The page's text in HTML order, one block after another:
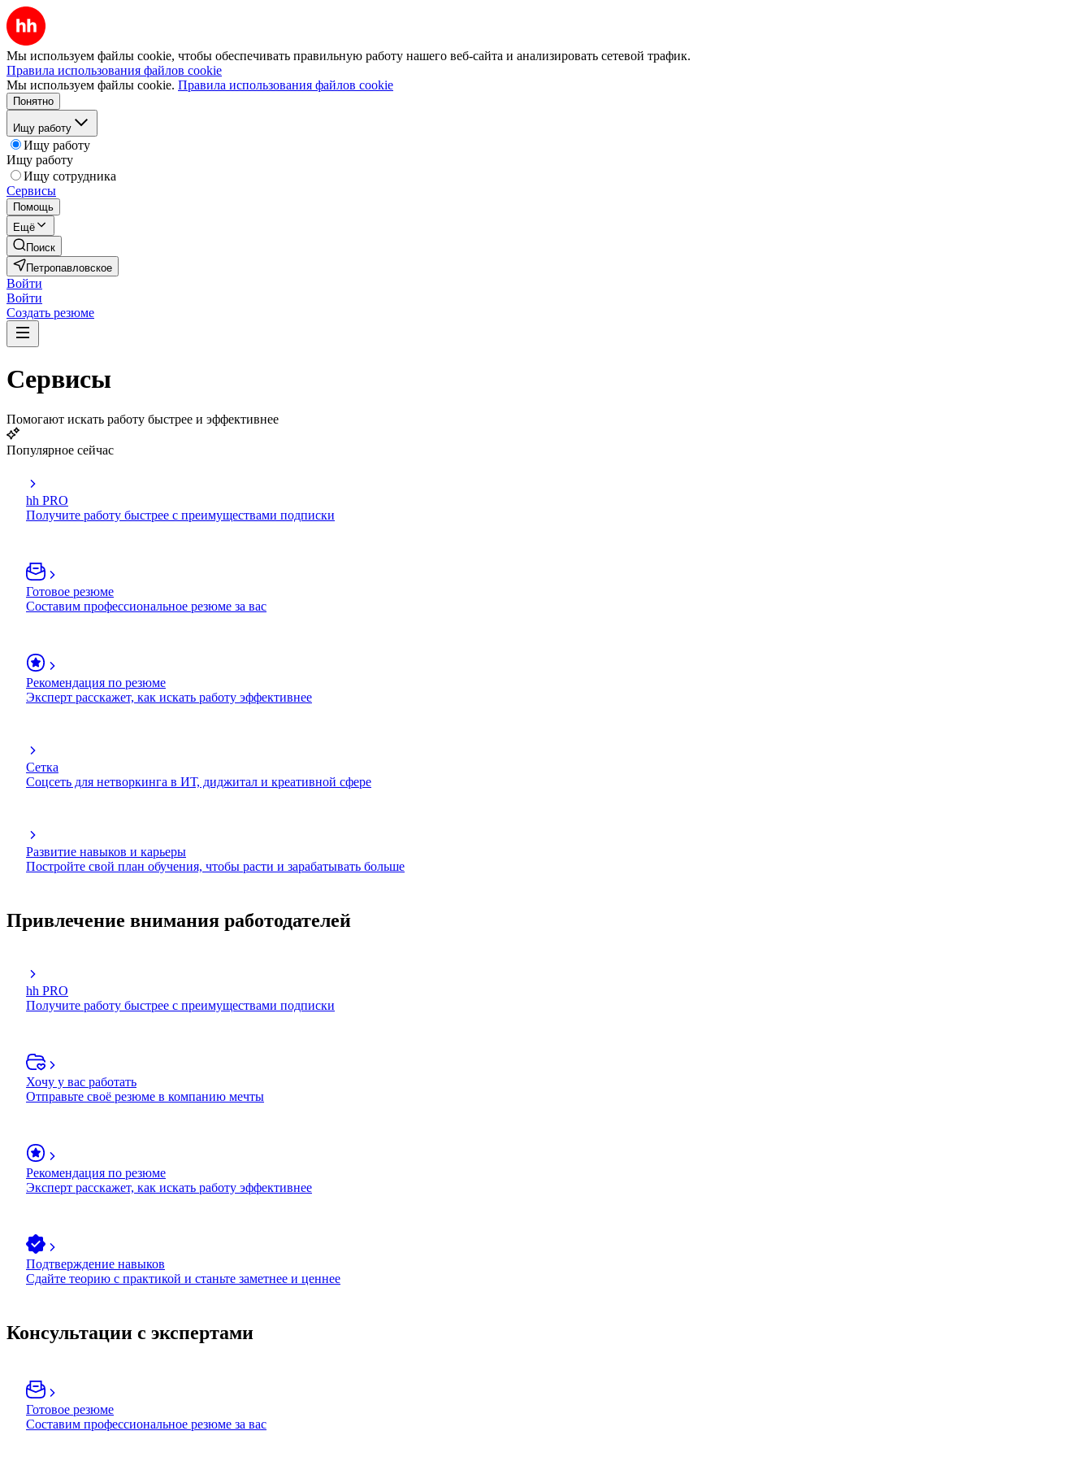
Мы используем файлы cookie, чтобы обеспечивать правильную работу нашего веб-сайта и анализировать сетевой трафик.
Правила использования файлов cookie
Мы используем файлы cookie. Правила использования файлов cookie
Понятно
Ищу работу
Ищу работу
Ищу работу
Ищу сотрудника
Сервисы
Помощь
Ещё
Поиск
Петропавловское
Войти
Войти
Создать резюме
Сервисы
Помогают искать работу быстрее и эффективнее
Популярное сейчас
hh PRO
Получите работу быстрее с преимуществами подписки
Готовое резюме
Составим профессиональное резюме за вас
Рекомендация по резюме
Эксперт расскажет, как искать работу эффективнее
Сетка
Соцсеть для нетворкинга в ИТ, диджитал и креативной сфере
Развитие навыков и карьеры
Постройте свой план обучения, чтобы расти и зарабатывать больше
Привлечение внимания работодателей
hh PRO
Получите работу быстрее с преимуществами подписки
Хочу у вас работать
Отправьте своё резюме в компанию мечты
Рекомендация по резюме
Эксперт расскажет, как искать работу эффективнее
Подтверждение навыков
Сдайте теорию с практикой и станьте заметнее и ценнее
Консультации с экспертами
Готовое резюме
Составим профессиональное резюме за вас